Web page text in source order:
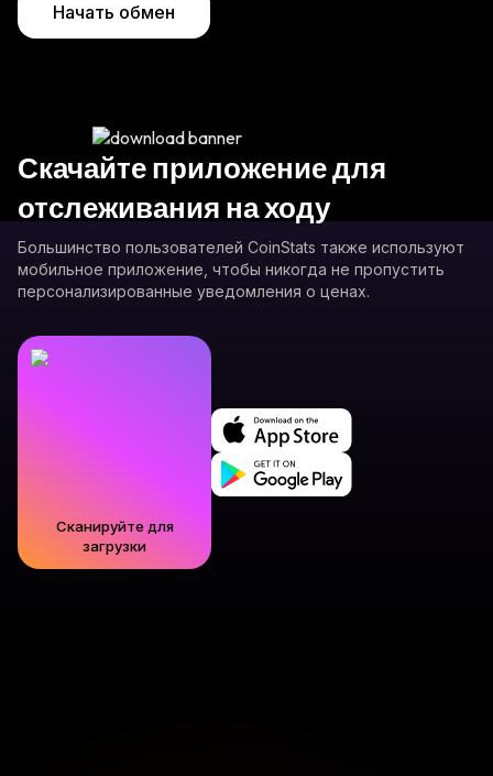
Начать обмен
Скачайте приложение для
отслеживания на ходу
Большинство пользователей CoinStats также используют
мобильное приложение, чтобы никогда не пропустить
персонализированные уведомления о ценах.
Сканируйте для
загрузки